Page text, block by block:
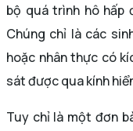
bộ quá trình hô hấp
Chúng chỉ là các
hoặc nhân thực có
sát được qua kính
Tuy chỉ là một đơn